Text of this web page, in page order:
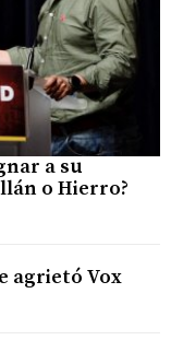
a su
o Hierro?
agrietó Vox